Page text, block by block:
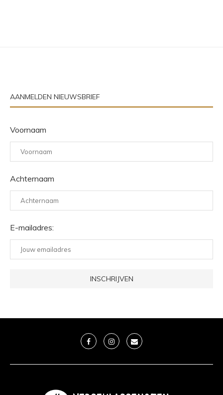
AANMELDEN NIEUWSBRIEF
Voornaam
Achternaam
E-mailadres: